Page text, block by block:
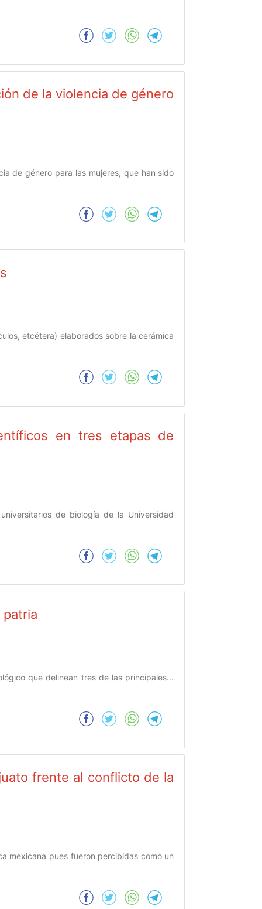
de la violencia de género
de género para las mujeres, que han sido
etcétera) elaborados sobre la cerámica
en tres etapas de
de biología de la Universidad
que delinean tres de las principales...
frente al conflicto de la
mexicana pues fueron percibidas como un